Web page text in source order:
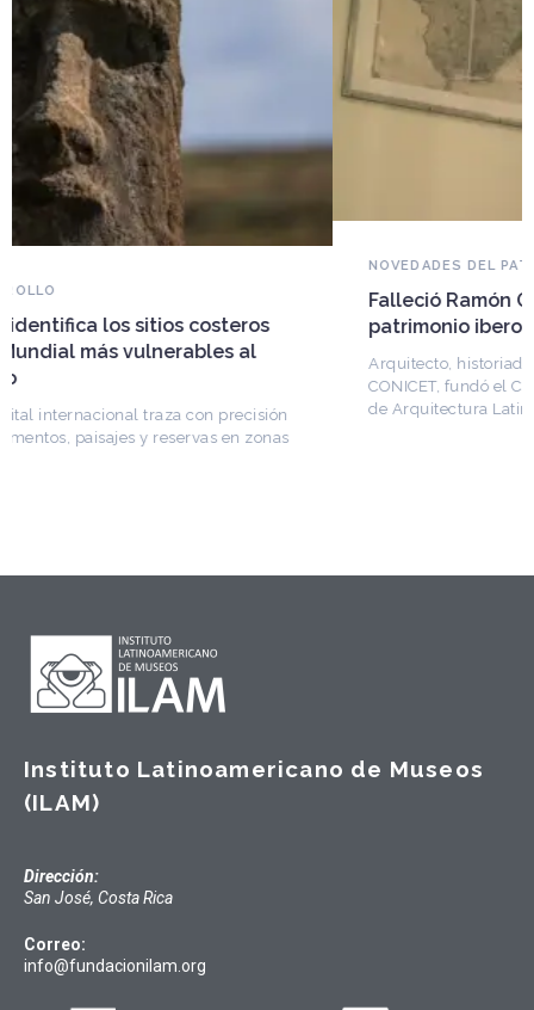
Falleció Ramón Gutiérrez, guardián del
patrimonio iberoamericano
Arquitecto, historiador e Investigador Superior del
CONICET, fundó el CEDODAL e impulsó los Seminarios
de Arquitectura Latinoamericana. Publicó más de
Instituto Latinoamericano de Museos
(ILAM)
Dirección:
San José, Costa Rica
Correo:
info@fundacionilam.org